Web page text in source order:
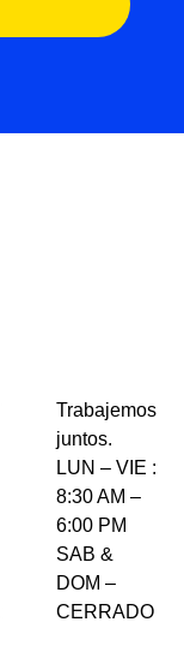
Trabajemos
juntos.
LUN – VIE :
8:30 AM –
6:00 PM
SAB &
DOM –
CERRADO